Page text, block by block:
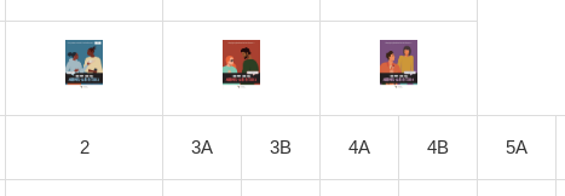
2 3A 3B 4A 4B 5A